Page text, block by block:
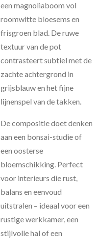
een magnoliaboom vol
roomwitte bloesems en
frisgroen blad. De ruwe
textuur van de pot
contrasteert subtiel met de
zachte achtergrond in
grijsblauw en het fijne
lijnenspel van de takken.
De compositie doet denken
aan een bonsai-studie of
een oosterse
bloemschikking. Perfect
voor interieurs die rust,
balans en eenvoud
uitstralen – ideaal voor een
rustige werkkamer, een
stijlvolle hal of een